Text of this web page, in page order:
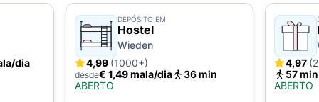
dia
DEPÓSITO EM
Hostel
Wieden
4,99 (1000+)
desde€ 1,49 mala/dia
36 min
ABERTO
4,97
57 min
ABERTO